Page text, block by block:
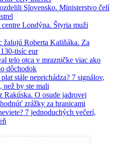
Slovensko. Ministerstvo čelí
Londýna. Štyria muži
Roberta Kaliňáka. Za
tisíc eur
telo otca v mrazničke viac ako
dôchodok
stále neprichádza? 7 signálov,
než by ste mali
Rakúska. O osude jadrovej
zrážky za hranicami
7 jednoduchých večerí,